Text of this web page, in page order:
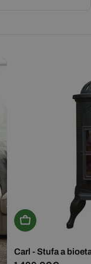
Aggiungi Al
Carl - Stufa a